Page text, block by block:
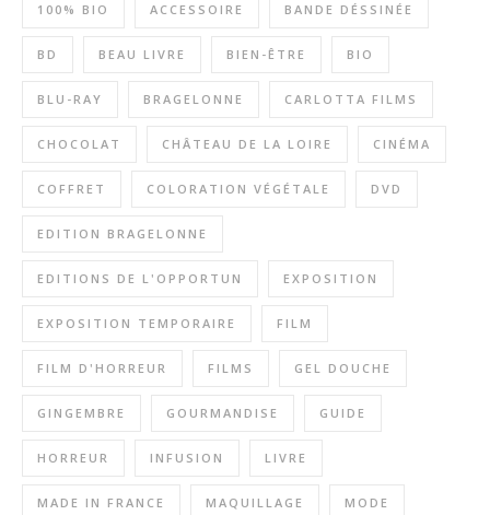
100% BIO ACCESSOIRE BANDE DÉSSINÉE
BD BEAU LIVRE BIEN-ÊTRE BIO
BLU-RAY BRAGELONNE CARLOTTA FILMS
CHOCOLAT CHÂTEAU DE LA LOIRE CINÉMA
COFFRET COLORATION VÉGÉTALE DVD
EDITION BRAGELONNE
EDITIONS DE L'OPPORTUN EXPOSITION
EXPOSITION TEMPORAIRE FILM
FILM D'HORREUR FILMS GEL DOUCHE
GINGEMBRE GOURMANDISE GUIDE
HORREUR INFUSION LIVRE
MADE IN FRANCE MAQUILLAGE MODE